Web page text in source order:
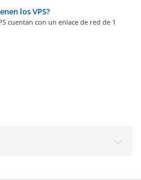
los VPS?
cuentan con un enlace de red de 1